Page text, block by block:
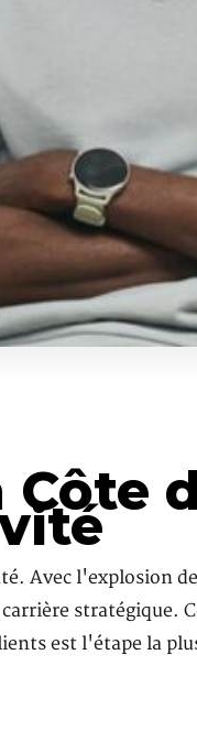
Avec l'explosion
est l'étape la